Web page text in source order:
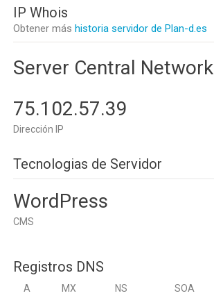
IP Whois
Obtener más historia servidor de Plan-d.es
Server Central Network
75.102.57.39
Dirección IP
Tecnologias de Servidor
WordPress
CMS
Registros DNS
A MX NS SOA